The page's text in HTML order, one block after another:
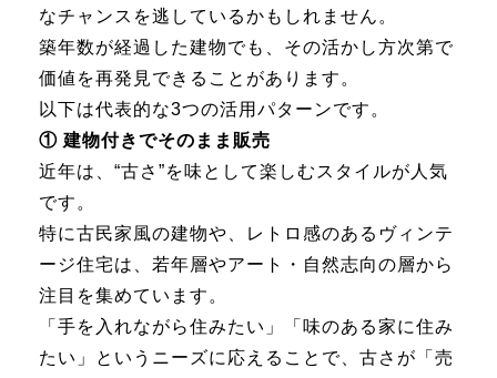
なチャンスを逃しているかもしれません。
築年数が経過した建物でも、その活かし方次第で
価値を再発見できることがあります。
以下は代表的な3つの活用パターンです。
① 建物付きでそのまま販売
近年は、“古さ”を味として楽しむスタイルが人気
です。
特に古民家風の建物や、レトロ感のあるヴィンテ
ージ住宅は、若年層やアート・自然志向の層から
注目を集めています。
「手を入れながら住みたい」「味のある家に住み
たい」というニーズに応えることで、古さが「売